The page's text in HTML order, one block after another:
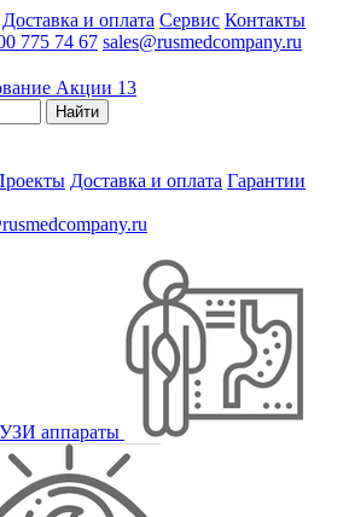
Доставка и оплата Сервис Контакты
775 74 67 sales@rusmedcompany.ru
Акции 13
Найти
Доставка и оплата Гарантии
УЗИ аппараты